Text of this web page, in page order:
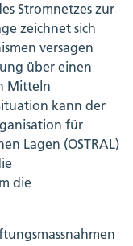
Stromnetzes zur
zeichnet sich
versagen
über einen
Mitteln
kann der
für
Lagen (OSTRAL)
die